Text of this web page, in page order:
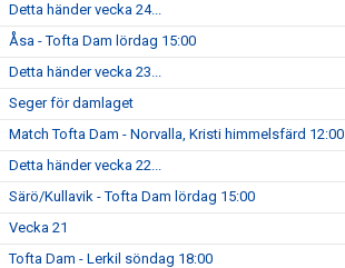
Detta händer vecka 24...
Åsa - Tofta Dam lördag 15:00
Detta händer vecka 23...
Seger för damlaget
Match Tofta Dam - Norvalla, Kristi himmelsfärd 12:00
Detta händer vecka 22...
Särö/Kullavik - Tofta Dam lördag 15:00
Vecka 21
Tofta Dam - Lerkil söndag 18:00